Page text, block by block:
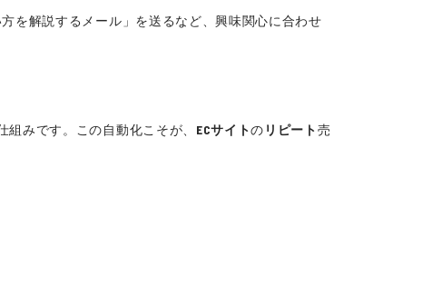
を解説するメール」を送るなど、興味関心に合わせ
みです。この自動化こそが、 ECサイトの リピート売